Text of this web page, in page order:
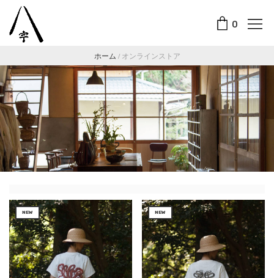
0
ホーム / オンラインストア
NEW NEW